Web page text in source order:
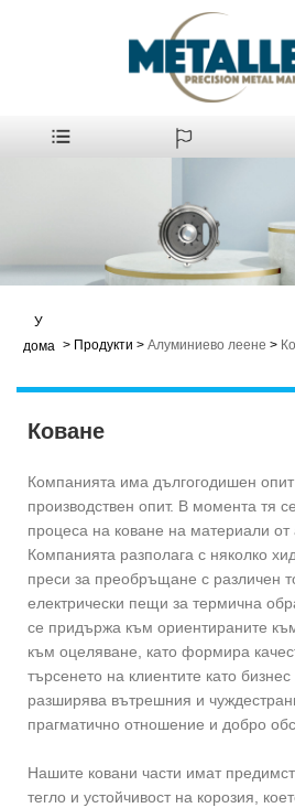
У
дома > Продукти > Алуминиево леене >
Коване
Компанията има дългогодишен
производствен опит. В момента тя
процеса на коване на материали от
Компанията разполага с няколко
преси за преобръщане с различен
електрически пещи за термична
се придържа към ориентираните
към оцеляване, като формира
търсенето на клиентите като
разширява вътрешния и
прагматично отношение и добро
Нашите ковани части имат
тегло и устойчивост на корозия,